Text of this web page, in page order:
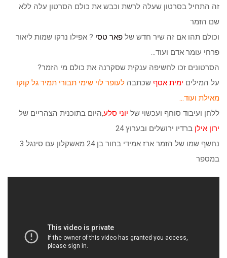
זה התחיל בסרטון שעלה לרשת וכבש את כולם הסרטון עלה ללא
שם הזמר
וכולם תהו אם זה שיר חדש של פאר טסי ? אפילו נרקו שמות ליאור
פרחי עומר אדם ועוד…
הסרטונים זכו לחשיפה ענקית שסקרנה את כולם מי הזמר?
על המילים ימית אסף שכתבה לעופר לוי שימי תבורי תמיר גל קוקו
מאילת ועוד…
ללחן ועיבוד סוחף ועכשוי של יוני סלע,היום בתוכנית הצהריים של
ירון אילן ברדיו ירושלים ובערוץ 24
נחשף שמו של הזמר ארז אמידי בחור בן 24 מאשקלון עם סינגל 3
במספר